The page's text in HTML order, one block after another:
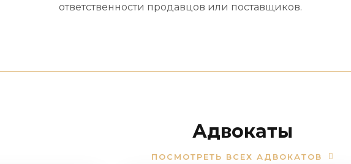
ответственности продавцов или поставщиков.
Адвокаты
ПОСМОТРЕТЬ ВСЕХ АДВОКАТОВ